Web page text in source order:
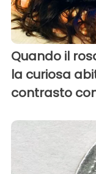
Quando il
la curiosa
contrasto